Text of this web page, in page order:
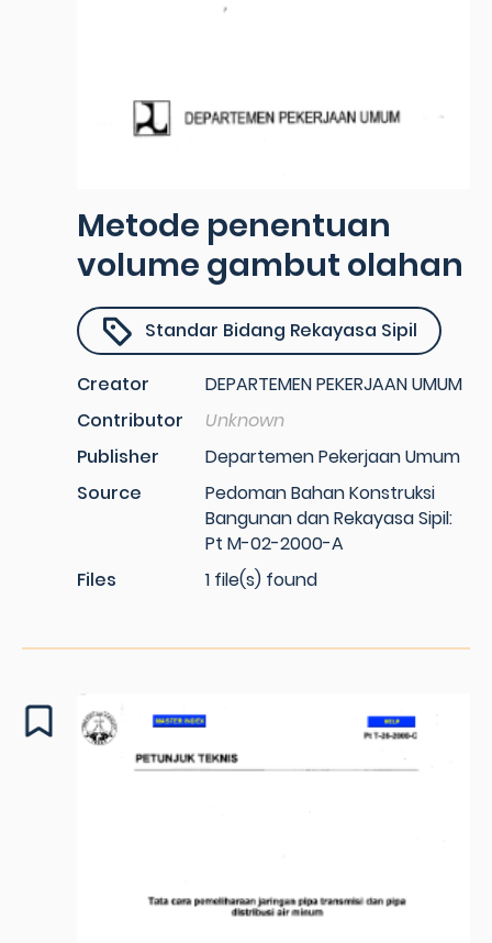
Metode penentuan
volume gambut olahan
Standar Bidang Rekayasa Sipil
Creator
DEPARTEMEN PEKERJAAN UMUM
Contributor
Unknown
Publisher
Departemen Pekerjaan Umum
Source
Pedoman Bahan Konstruksi
Bangunan dan Rekayasa Sipil:
Pt M-02-2000-A
Files
1 file(s) found